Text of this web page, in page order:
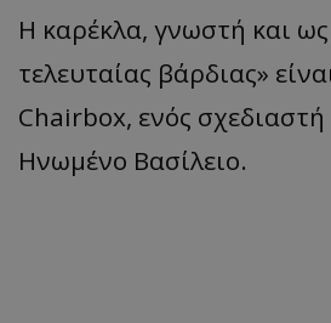
Η καρέκλα, γνωστή και
τελευταίας βάρδιας»
Chairbox, ενός
Ηνωμένο Βασίλειο.